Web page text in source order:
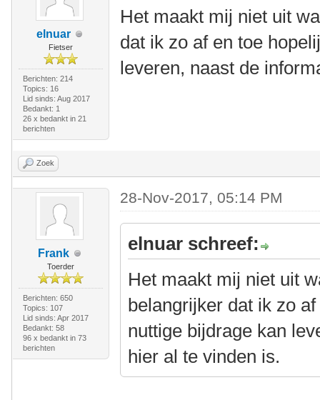
elnuar
Fietser
Berichten: 214
Topics: 16
Lid sinds: Aug 2017
Bedankt: 1
26 x bedankt in 21
berichten
Het maakt mij niet uit
dat ik zo af en toe
leveren, naast de
Zoek
Frank
Toerder
Berichten: 650
Topics: 107
Lid sinds: Apr 2017
Bedankt: 58
96 x bedankt in 73
berichten
28-Nov-2017, 05:14 PM
elnuar schreef:
Het maakt mij niet uit
belangrijker dat ik zo
nuttige bijdrage kan
hier al te vinden is.